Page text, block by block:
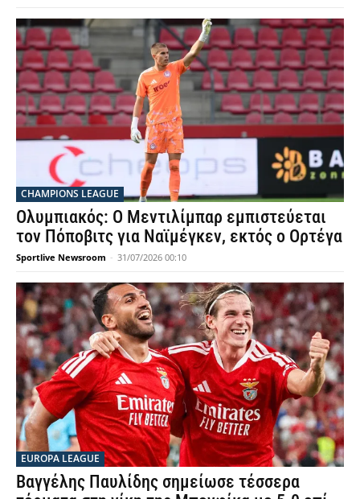
CHAMPIONS LEAGUE
Ολυμπιακός: Ο Μεντιλίμπαρ εμπιστεύεται
τον Πόποβιτς για Ναϊμέγκεν, εκτός ο Ορτέγα
Sportlive Newsroom - 31/07/2026 00:10
EUROPA LEAGUE
Βαγγέλης Παυλίδης σημείωσε τέσσερα